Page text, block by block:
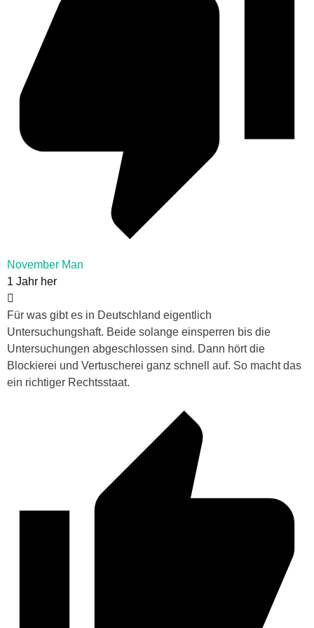
November Man
1 Jahr her
Für was gibt es in Deutschland eigentlich
Untersuchungshaft. Beide solange einsperren bis die
Untersuchungen abgeschlossen sind. Dann hört die
Blockierei und Vertuscherei ganz schnell auf. So macht das
ein richtiger Rechtsstaat.